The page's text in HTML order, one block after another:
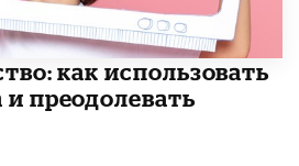
как использовать
преодолевать